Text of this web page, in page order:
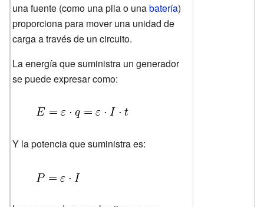
una fuente (como una pila o unabatería)
proporciona para mover una unidad de
carga a través de un circuito.
La energía que suministra un generador
se puede expresar como:
Y la potencia que suministra es: